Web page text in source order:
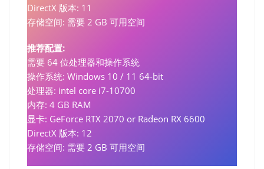
DirectX 版本: 11
存储空间: 需要 2 GB 可用空间
推荐配置:
需要 64 位处理器和操作系统
操作系统: Windows 10 / 11 64-bit
处理器: intel core i7-10700
内存: 4 GB RAM
显卡: GeForce RTX 2070 or Radeon RX 6600
DirectX 版本: 12
存储空间: 需要 2 GB 可用空间